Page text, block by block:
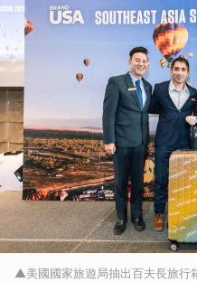
▲美國國家旅遊局抽出百夫長旅